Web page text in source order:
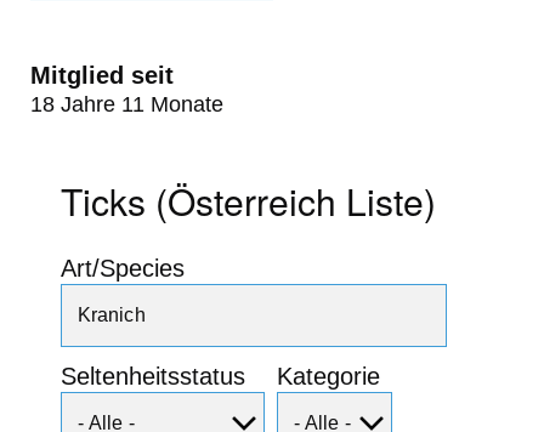
Mitglied seit
18 Jahre 11 Monate
Ticks (Österreich Liste)
Art/Species
Seltenheitsstatus Kategorie